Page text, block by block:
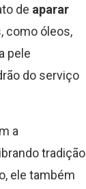
de aparar
como óleos,
pele
do serviço
a
tradição
ele também